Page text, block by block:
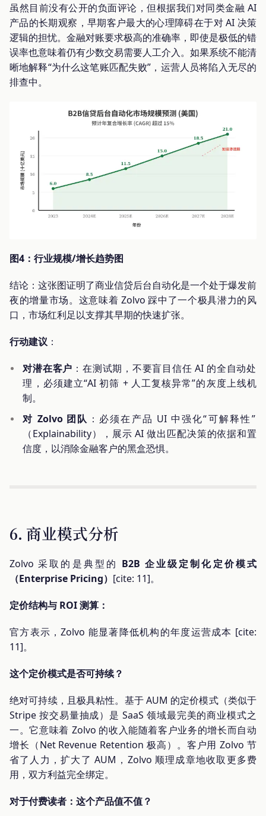
虽然目前没有公开的负面评论，但根据我们对同类金融 AI
产品的长期观察，早期客户最大的心理障碍在于对 AI 决策
逻辑的担忧。金融对账要求极高的准确率，即使是极低的错
误率也意味着仍有少数交易需要人工介入。如果系统不能清
晰地解释“为什么这笔账匹配失败”，运营人员将陷入无尽的
排查中。
图4：行业规模/增长趋势图
结论：这张图证明了商业信贷后台自动化是一个处于爆发前
夜的增量市场。这意味着 Zolvo 踩中了一个极具潜力的风
口，市场红利足以支撑其早期的快速扩张。
行动建议：
对潜在客户 ：在测试期，不要盲目信任 AI 的全自动处
理，必须建立“AI 初筛 + 人工复核异常”的灰度上线机
制。
对 Zolvo 团队 ：必须在产品 UI 中强化“可解释性”
（Explainability），展示 AI 做出匹配决策的依据和置
信度，以消除金融客户的黑盒恐惧。
6. 商业模式分析
Zolvo 采取的是典型的 B2B 企业级定制化定价模式
（Enterprise Pricing） [cite: 11]。
定价结构与 ROI 测算：
官方表示，Zolvo 能显著降低机构的年度运营成本 [cite:
11]。
这个定价模式是否可持续？
绝对可持续，且极具粘性。基于 AUM 的定价模式（类似于
Stripe 按交易量抽成）是 SaaS 领域最完美的商业模式之
一。它意味着 Zolvo 的收入能随着客户业务的增长而自动
增长（Net Revenue Retention 极高）。客户用 Zolvo 节
省了人力，扩大了 AUM，Zolvo 顺理成章地收取更多费
用，双方利益完全绑定。
对于付费读者：这个产品值不值？